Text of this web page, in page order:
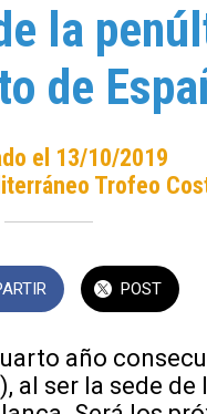
la
de
el 13/10/2019
Trofeo
POST
año
al ser la sede